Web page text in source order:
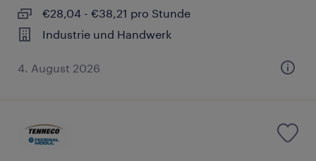
€28,04 - €38,21 pro Stunde
Industrie und Handwerk
4. August 2026